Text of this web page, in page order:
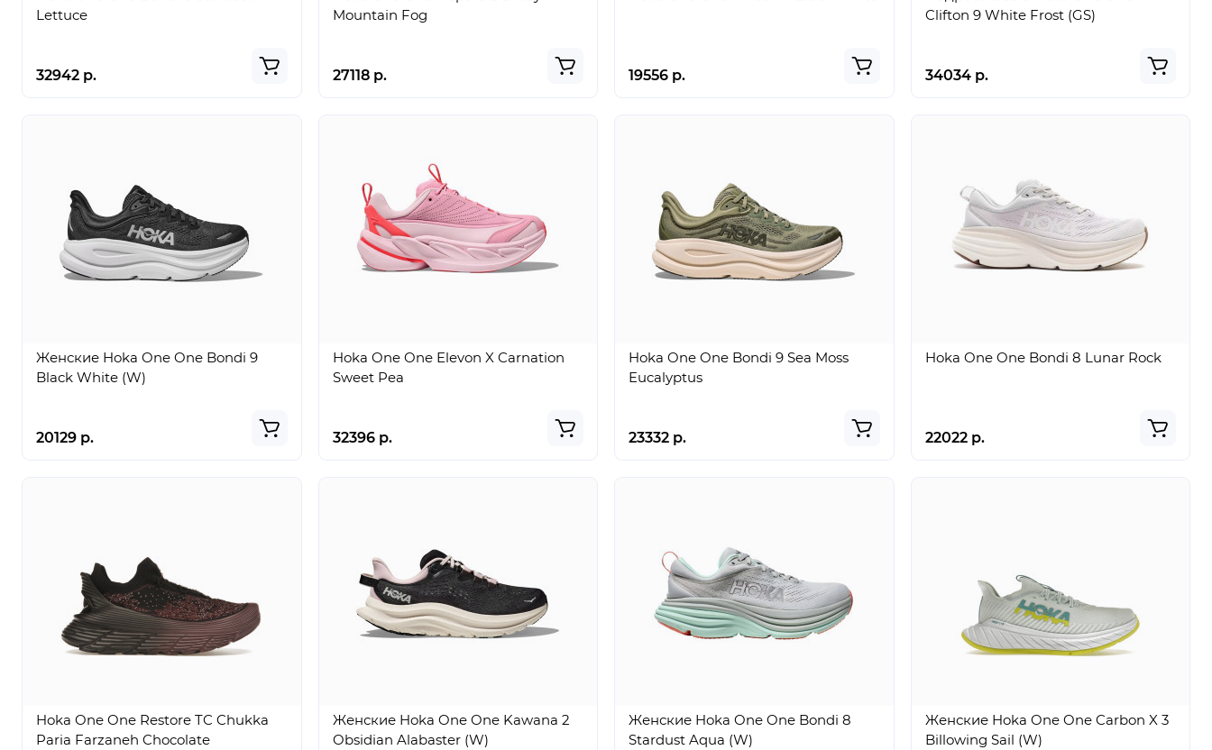
Lettuce
32942 р.
Mountain Fog
27118 р. 19556 р.
Clifton 9 White Frost (GS)
34034 р.
Женские Hoka One One Bondi 9
Black White (W)
20129 р.
Hoka One One Elevon X Carnation
Sweet Pea
32396 р.
Hoka One One Bondi 9 Sea Moss
Eucalyptus
23332 р.
Hoka One One Bondi 8 Lunar Rock
22022 р.
Hoka One One Restore TC Chukka
Paria Farzaneh Chocolate
Женские Hoka One One Kawana 2
Obsidian Alabaster (W)
Женские Hoka One One Bondi 8
Stardust Aqua (W)
Женские Hoka One One Carbon X 3
Billowing Sail (W)